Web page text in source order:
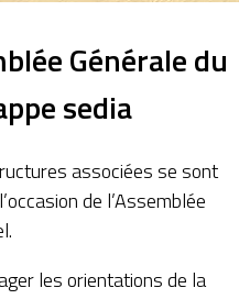
Générale du
sedia
associées se sont
de l’Assemblée
les orientations de la